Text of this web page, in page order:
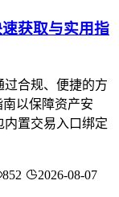
获取与实用指
过合规、便捷的方
以保障资产安
置交易入口绑定
852 2026-08-07